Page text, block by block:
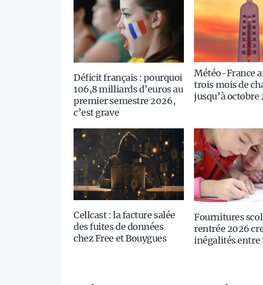
Déficit français : pourquoi
106,8 milliards d’euros au
premier semestre 2026,
c’est grave
Météo-France
trois mois de
jusqu’à octobre
Cellcast : la facture salée
des fuites de données
chez Free et Bouygues
Fournitures
rentrée 2026
inégalités